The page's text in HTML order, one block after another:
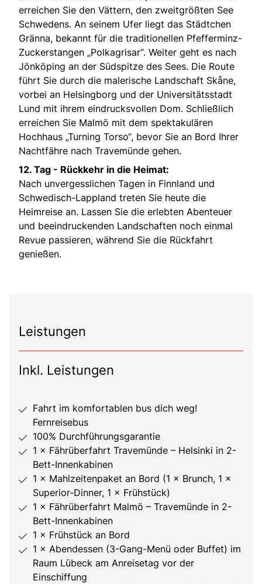
erreichen Sie den Vättern, den zweitgrößten See
Schwedens. An seinem Ufer liegt das Städtchen
Gränna, bekannt für die traditionellen Pfefferminz-
Zuckerstangen „Polkagrisar“. Weiter geht es nach
Jönköping an der Südspitze des Sees. Die Route
führt Sie durch die malerische Landschaft Skåne,
vorbei an Helsingborg und der Universitätsstadt
Lund mit ihrem eindrucksvollen Dom. Schließlich
erreichen Sie Malmö mit dem spektakulären
Hochhaus „Turning Torso“, bevor Sie an Bord Ihrer
Nachtfähre nach Travemünde gehen.
12. Tag - Rückkehr in die Heimat:
Nach unvergesslichen Tagen in Finnland und
Schwedisch-Lappland treten Sie heute die
Heimreise an. Lassen Sie die erlebten Abenteuer
und beeindruckenden Landschaften noch einmal
Revue passieren, während Sie die Rückfahrt
genießen.
Leistungen
Inkl. Leistungen
Fahrt im komfortablen bus dich weg!
Fernreisebus
100% Durchführungsgarantie
1 × Fährüberfahrt Travemünde – Helsinki in 2-
Bett-Innenkabinen
1 × Mahlzeitenpaket an Bord (1 × Brunch, 1 ×
Superior-Dinner, 1 × Frühstück)
1 × Fährüberfahrt Malmö – Travemünde in 2-
Bett-Innenkabinen
1 × Frühstück an Bord
1 × Abendessen (3-Gang-Menü oder Buffet) im
Raum Lübeck am Anreisetag vor der
Einschiffung